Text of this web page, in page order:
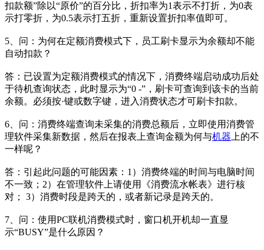
扣款额”除以“原价”的百分比，折扣率为1表示不打折，为0表
示打零折，为0.5表示打五折，重新设置折扣率值即可。
5、问：为何在定额消费模式下，员工刷卡显示为余额却不能
自动扣款？
答：已设置为定额消费模式的情况下，消费终端启动成功后处
于待机查询状态，此时显示为“0 -”，刷卡可查询到该卡的当前
余额。必须按·键或数字键，进入消费状态才可刷卡扣款。
6、问：消费终端查询未采集的消费总额后，立即使用消费管
理软件采集新数据，然后在报表上查询金额为何与机器 上的不
一样呢？
答：引起此问题的可能因素：1）消费终端的时间与电脑时间
不一致；2）在管理软件上请使用《消费流水帐表》进行核
对； 3）消费时段是跨天的，或者新记录是跨天的。
7、问：使用PC联机消费模式时，窗口机开机却一直显
示“BUSY”是什么原因？